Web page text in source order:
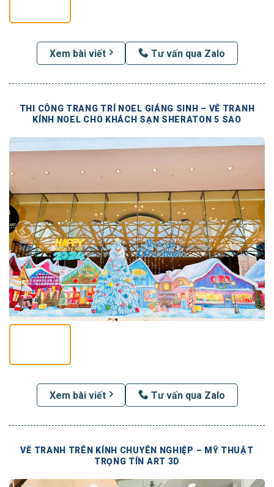
Xem bài viết Tư vấn qua Zalo
THI CÔNG TRANG TRÍ NOEL GIÁNG SINH – VẼ TRANH
KÍNH NOEL CHO KHÁCH SẠN SHERATON 5 SAO
Xem bài viết Tư vấn qua Zalo
VẼ TRANH TRÊN KÍNH CHUYÊN NGHIỆP – MỸ THUẬT
TRỌNG TÍN ART 3D